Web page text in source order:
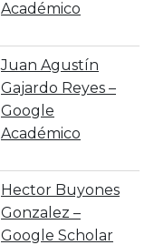
Académico
‪Juan Agustín
Gajardo Reyes –
‪Google
Académico
‪Hector Buyones
Gonzalez –
‪Google Scholar